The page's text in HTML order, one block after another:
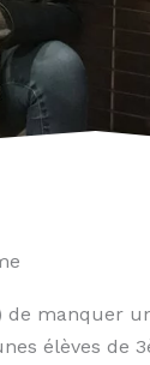
de manquer
élèves de